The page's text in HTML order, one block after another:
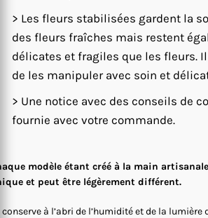
> Les fleurs stabilisées gardent la
des fleurs fraîches mais restent
délicates et fragiles que les fleurs.
de les manipuler avec soin et
> Une notice avec des conseils de
fournie avec votre commande.
modèle étant créé à la main
et peut être légèrement différent.
conserve à l’abri de l’humidité et de la